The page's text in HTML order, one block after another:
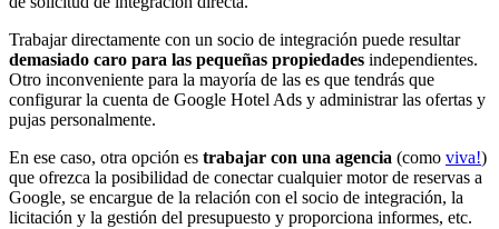
Trabajar directamente con un socio de integración puede resultar
demasiado caro para las pequeñas propiedades independientes.
Otro inconveniente para la mayoría de las es que tendrás que
configurar la cuenta de Google Hotel Ads y administrar las ofertas y
pujas personalmente.
En ese caso, otra opción es trabajar con una agencia (como viva!)
que ofrezca la posibilidad de conectar cualquier motor de reservas a
Google, se encargue de la relación con el socio de integración, la
licitación y la gestión del presupuesto y proporciona informes, etc.